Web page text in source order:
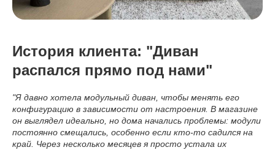
История клиента: "Диван
распался прямо под нами"
"Я давно хотела модульный диван, чтобы менять его
конфигурацию в зависимости от настроения. В магазине
он выглядел идеально, но дома начались проблемы: модули
постоянно смещались, особенно если кто-то садился на
край. Через несколько месяцев я просто устала их